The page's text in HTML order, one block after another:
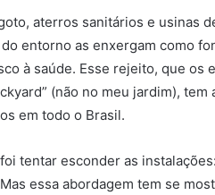
aterros sanitários e usinas
entorno as enxergam como
à saúde. Esse rejeito, que os
(não no meu jardim),
em todo o Brasil.
tentar esconder as
essa abordagem tem se